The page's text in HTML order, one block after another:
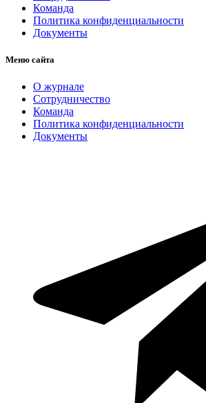
Команда
Политика конфиденциальности
Документы
Меню сайта
О журнале
Сотрудничество
Команда
Политика конфиденциальности
Документы